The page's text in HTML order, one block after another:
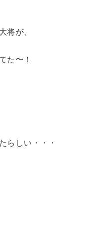
将が、
た〜！
らしい・・・